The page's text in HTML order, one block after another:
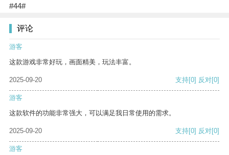
#44#
评论
游客
这款游戏非常好玩，画面精美，玩法丰富。
2025-09-20 支持[0] 反对[0]
游客
这款软件的功能非常强大，可以满足我日常使用的需求。
2025-09-20 支持[0] 反对[0]
游客